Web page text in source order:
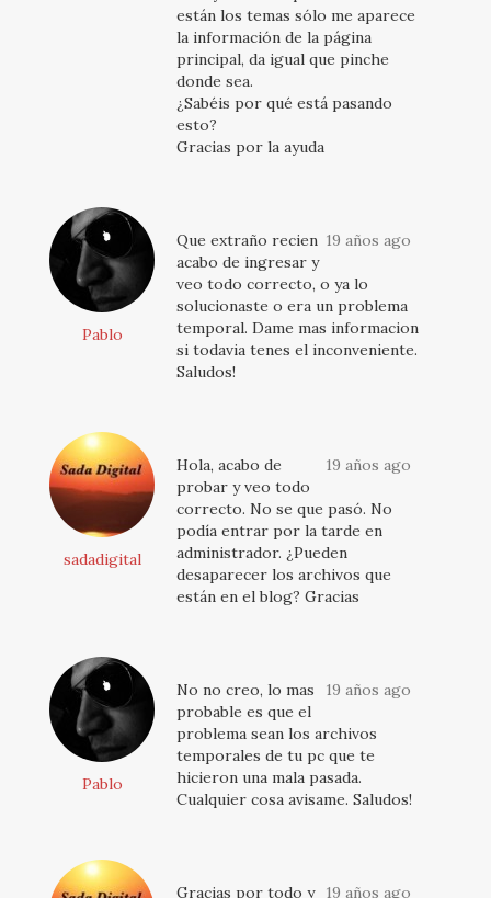
están los temas sólo me aparece
la información de la página
principal, da igual que pinche
donde sea.
¿Sabéis por qué está pasando
esto?
Gracias por la ayuda
Pablo
19 años ago
Que extraño recien
acabo de ingresar y
veo todo correcto, o ya lo
solucionaste o era un problema
temporal. Dame mas informacion
si todavia tenes el inconveniente.
Saludos!
sadadigital
19 años ago
Hola, acabo de
probar y veo todo
correcto. No se que pasó. No
podía entrar por la tarde en
administrador. ¿Pueden
desaparecer los archivos que
están en el blog? Gracias
Pablo
19 años ago
No no creo, lo mas
probable es que el
problema sean los archivos
temporales de tu pc que te
hicieron una mala pasada.
Cualquier cosa avisame. Saludos!
19 años ago
Gracias por todo y